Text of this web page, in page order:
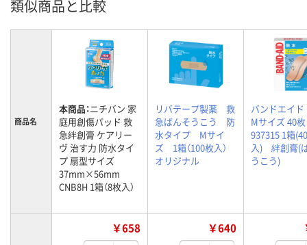
類似商品と比較
商品名
本商品：ニチバン 家
庭用創傷パッド 救
急絆創膏 ケアリー
ヴ 治す力 防水タイ
プ 扇型サイズ
37mm×56mm
CNB8H 1箱（8枚入）
リバテープ製薬 救
急ばんそうこう 防
水タイプ Mサイ
ズ 1箱（100枚入）
オリジナル
バンドエイド
Mサイズ 40枚
937315 1箱
入) 絆創膏(
うこう)
￥658 ￥640